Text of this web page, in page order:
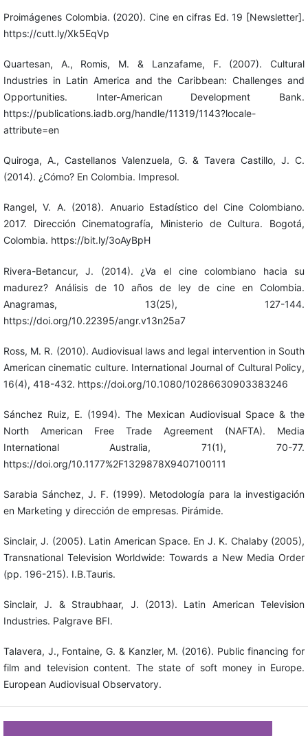
Proimágenes Colombia. (2020). Cine en cifras Ed. 19 [Newsletter].
https://cutt.ly/Xk5EqVp
Quartesan, A., Romis, M. & Lanzafame, F. (2007). Cultural
Industries in Latin America and the Caribbean: Challenges and
Opportunities. Inter-American Development Bank.
https://publications.iadb.org/handle/11319/1143?locale-
attribute=en
Quiroga, A., Castellanos Valenzuela, G. & Tavera Castillo, J. C.
(2014). ¿Cómo? En Colombia. Impresol.
Rangel, V. A. (2018). Anuario Estadístico del Cine Colombiano.
2017. Dirección Cinematografía, Ministerio de Cultura. Bogotá,
Colombia. https://bit.ly/3oAyBpH
Rivera-Betancur, J. (2014). ¿Va el cine colombiano hacia su
madurez? Análisis de 10 años de ley de cine en Colombia.
Anagramas, 13(25), 127-144.
https://doi.org/10.22395/angr.v13n25a7
Ross, M. R. (2010). Audiovisual laws and legal intervention in South
American cinematic culture. International Journal of Cultural Policy,
16(4), 418-432. https://doi.org/10.1080/10286630903383246
Sánchez Ruiz, E. (1994). The Mexican Audiovisual Space & the
North American Free Trade Agreement (NAFTA). Media
International Australia, 71(1), 70-77.
https://doi.org/10.1177%2F1329878X9407100111
Sarabia Sánchez, J. F. (1999). Metodología para la investigación
en Marketing y dirección de empresas. Pirámide.
Sinclair, J. (2005). Latin American Space. En J. K. Chalaby (2005),
Transnational Television Worldwide: Towards a New Media Order
(pp. 196-215). I.B.Tauris.
Sinclair, J. & Straubhaar, J. (2013). Latin American Television
Industries. Palgrave BFI.
Talavera, J., Fontaine, G. & Kanzler, M. (2016). Public financing for
film and television content. The state of soft money in Europe.
European Audiovisual Observatory.